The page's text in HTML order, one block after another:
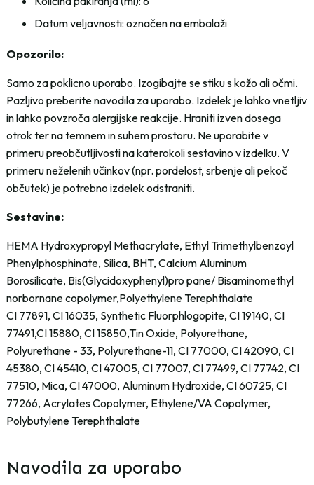
Datum veljavnosti: označen na embalaži
Opozorilo:
Samo za poklicno uporabo. Izogibajte se stiku s kožo ali očmi.
Pazljivo preberite navodila za uporabo. Izdelek je lahko vnetljiv
in lahko povzroča alergijske reakcije. Hraniti izven dosega
otrok ter na temnem in suhem prostoru. Ne uporabite v
primeru preobčutljivosti na katerokoli sestavino v izdelku. V
primeru neželenih učinkov (npr. pordelost, srbenje ali pekoč
občutek) je potrebno izdelek odstraniti.
Sestavine:
HEMA Hydroxypropyl Methacrylate, Ethyl Trimethylbenzoyl
Phenylphosphinate, Silica, BHT, Calcium Aluminum
Borosilicate, Bis(Glycidoxyphenyl)pro pane/ Bisaminomethyl
norbornane copolymer,Polyethylene Terephthalate
CI 77891, CI 16035, Synthetic Fluorphlogopite, CI 19140, CI
77491,CI 15880, CI 15850,Tin Oxide, Polyurethane,
Polyurethane - 33, Polyurethane-11, CI 77000, CI 42090, CI
45380, CI 45410, CI 47005, CI 77007, CI 77499, CI 77742, CI
77510, Mica, CI 47000, Aluminum Hydroxide, CI 60725, CI
77266, Acrylates Copolymer, Ethylene/VA Copolymer,
Polybutylene Terephthalate
Navodila za uporabo